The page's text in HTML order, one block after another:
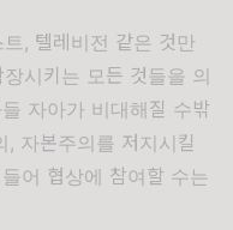
, 텔레비전 같은 것만
시키는 모든 것들을 의
자아가 비대해질 수밖
자본주의를 저지시킬
어 협상에 참여할 수는